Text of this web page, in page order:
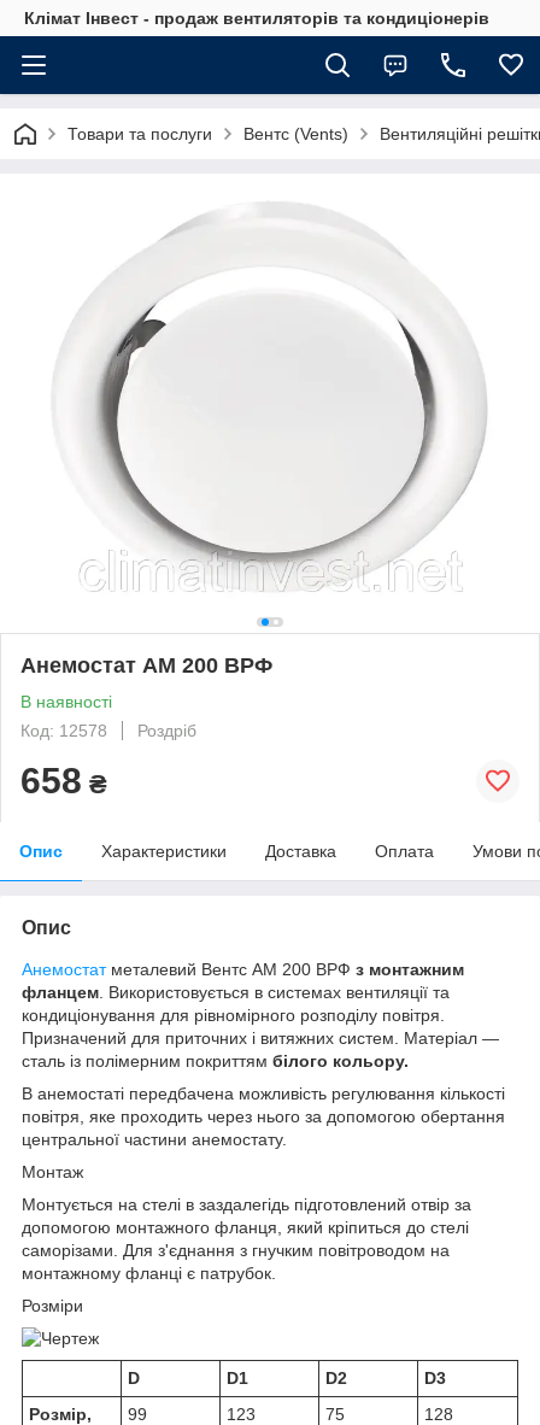
Клімат Інвест - продаж вентиляторів та кондиціонерів
Товари та послуги Вентс (Vents) Вентиляційні
Анемостат АМ 200 ВРФ
В наявності
Код: 12578
Роздріб
658 ₴
Опис Характеристики Доставка Оплата Умови
Опис
Анемостатметалевий Вентс АМ 200 ВРФ з монтажним
фланцем . Використовується в системах вентиляції та
кондиціонування для рівномірного розподілу повітря.
Призначений для приточних і витяжних систем. Матеріал —
сталь із полімерним покриттям білого кольору.
В анемостаті передбачена можливість регулювання кількості
повітря, яке проходить через нього за допомогою обертання
центральної частини анемостату.
Монтаж
Монтується на стелі в заздалегідь підготовлений отвір за
допомогою монтажного фланця, який кріпиться до стелі
саморізами. Для з'єднання з гнучким повітроводом на
монтажному фланці є патрубок.
Розміри
D D1 D2
D3
Розмір,
99 123 75 128